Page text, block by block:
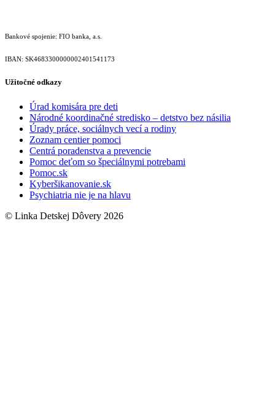
Bankové spojenie: FIO banka, a.s.
IBAN: SK46833000000­02401541173
Užitočné odkazy
Úrad komisára pre deti
Národné koordinačné stredisko – detstvo bez násilia
Úrady práce, sociálnych vecí a rodiny
Zoznam centier pomoci
Centrá poradenstva a prevencie
Pomoc deťom so špeciálnymi potrebami
Pomoc.sk
Kyberšikanovanie.sk
Psychiatria nie je na hlavu
© Linka Detskej Dôvery 2026